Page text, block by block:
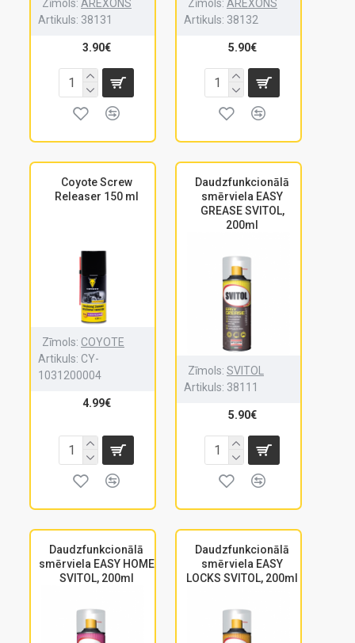
Zīmols: AREXONS
Artikuls: 38131
3.90€
Zīmols: AREXONS
Artikuls: 38132
5.90€
Coyote Screw
Releaser 150 ml
Zīmols: COYOTE
Artikuls: CY-
1031200004
4.99€
Daudzfunkcionālā
smērviela EASY
GREASE SVITOL,
200ml
Zīmols: SVITOL
Artikuls: 38111
5.90€
Daudzfunkcionālā
smērviela EASY HOME
SVITOL, 200ml
Daudzfunkcionālā
smērviela EASY
LOCKS SVITOL, 200ml